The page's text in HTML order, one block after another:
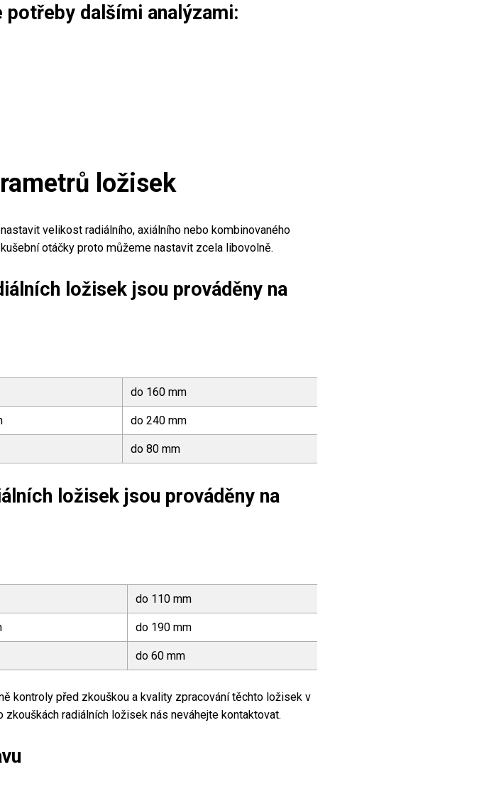
potřeby dalšími analýzami:
ložisek
velikost radiálního, axiálního nebo kombinovaného
otáčky proto můžeme nastavit zcela libovolně.
ložisek jsou prováděny na
do 160 mm
do 240 mm
do 80 mm
ložisek jsou prováděny na
do 110 mm
do 190 mm
do 60 mm
kontroly před zkouškou a kvality zpracování těchto ložisek v
radiálních ložisek nás neváhejte kontaktovat.